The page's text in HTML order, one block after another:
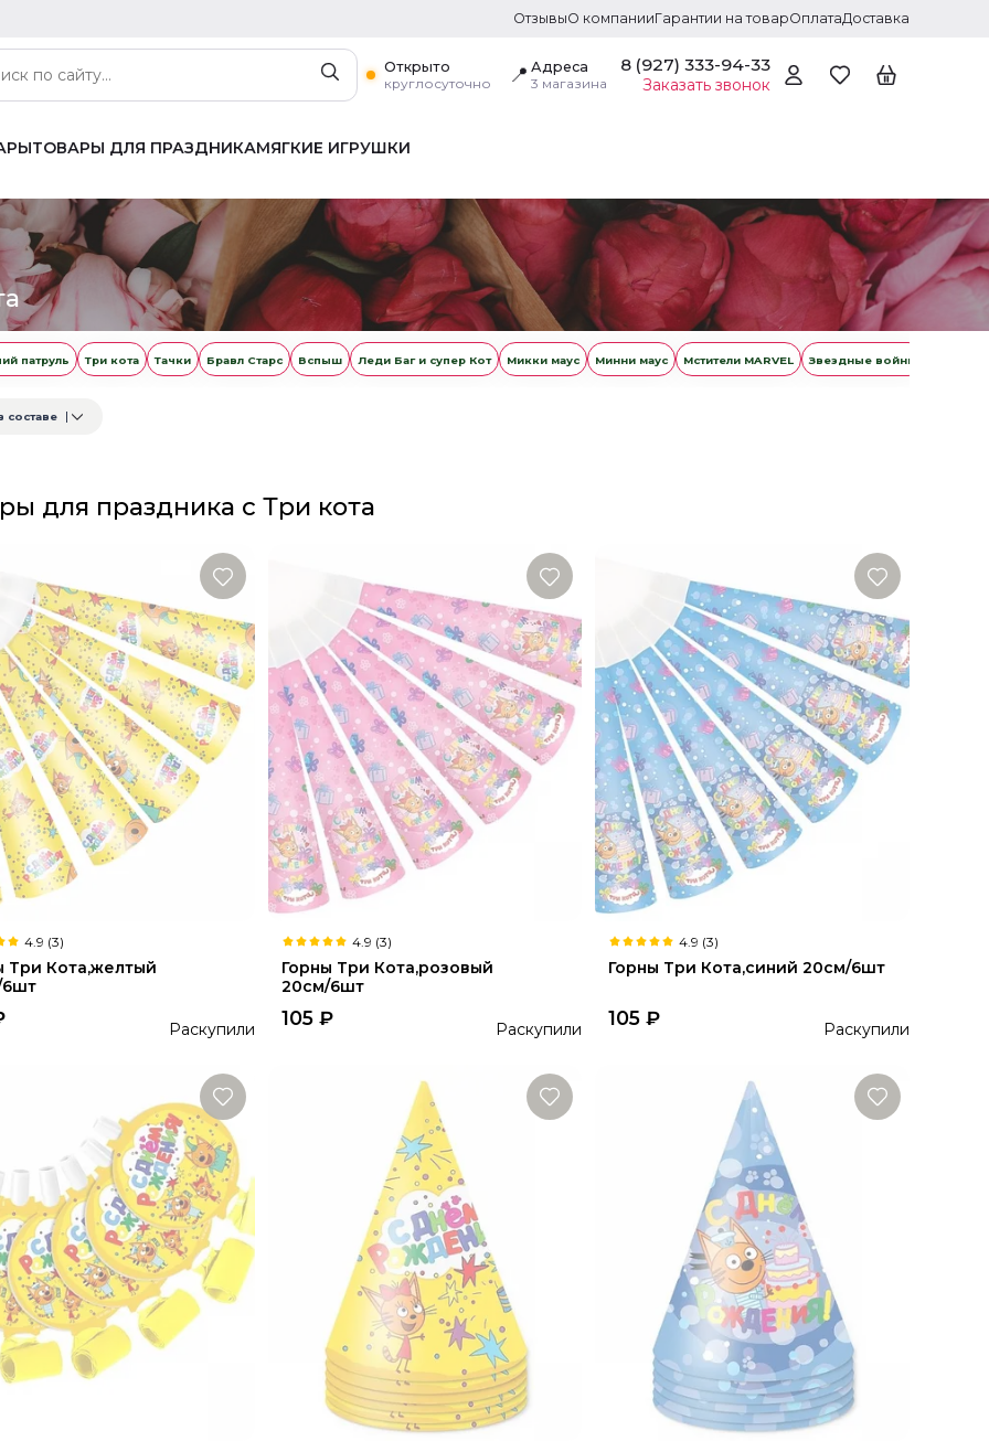
ОтзывыО компанииГарантии на товарОплатаДоставка
Открыто
круглосуточно
📍 Адреса
3 магазина
8 (927) 333-94-33
Заказать звонок
ТОВАРЫ ДЛЯ ПРАЗДНИКАМЯГКИЕ ИГРУШКИ
патруль Три кота Тачки Бравл Старс Вспыш Леди Баг и супер Кот Микки маус Минни маус Мстители MARVEL Звездные войны
составе
для праздника с Три кота
4.9 (3)
Три Кота,желтый
Раскупили
4.9 (3)
Горны Три Кота,розовый
20см/6шт
105 ₽ Раскупили
4.9 (3)
Горны Три Кота,синий 20см/6шт
105 ₽ Раскупили